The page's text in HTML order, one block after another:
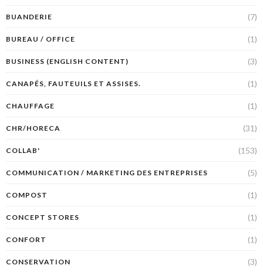
BUANDERIE (7)
BUREAU / OFFICE (1)
BUSINESS (ENGLISH CONTENT) (3)
CANAPÉS, FAUTEUILS ET ASSISES. (1)
CHAUFFAGE (1)
CHR/HORECA (31)
COLLAB' (153)
COMMUNICATION / MARKETING DES ENTREPRISES (5)
COMPOST (1)
CONCEPT STORES (1)
CONFORT (1)
CONSERVATION (3)